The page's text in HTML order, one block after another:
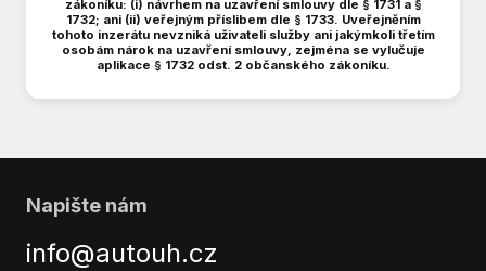
El. víko zavazadlového prostoru
El. zrcátka
Hands free
LED denní svícení
Multifunkční volant
zákoníku: (i) návrhem na uzavření smlouvy dle § 1731 a §
1732; ani (ii) veřejným příslibem dle § 1733. Uveřejněním
tohoto inzerátu nevzniká uživateli služby ani jakýmkoli třetím
osobám nárok na uzavření smlouvy, zejména se vylučuje
aplikace § 1732 odst. 2 občanského zákoníku.
Napište nám
info@autouh.cz